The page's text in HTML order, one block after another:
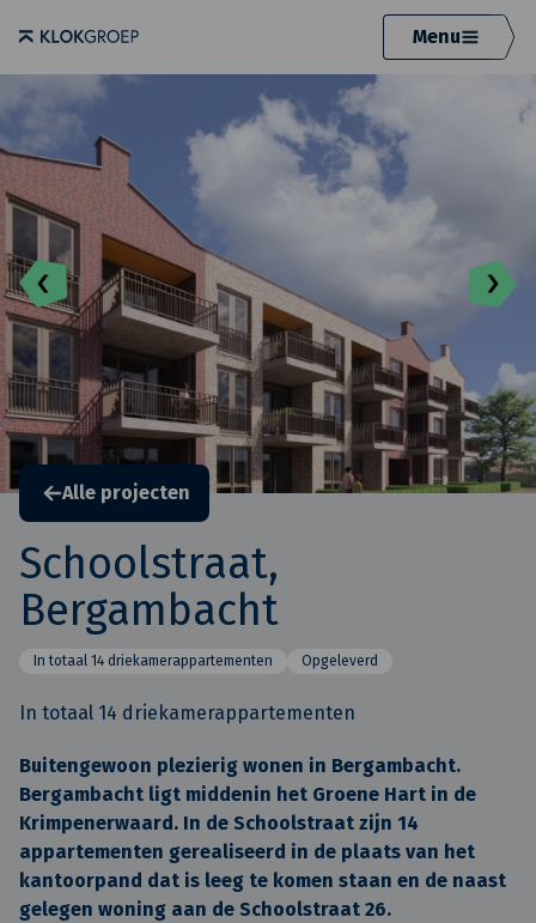
Menu
Alle projecten
Schoolstraat,
Bergambacht
In totaal 14 driekamerappartementen Opgeleverd
In totaal 14 driekamerappartementen
Buitengewoon plezierig wonen in Bergambacht.
Bergambacht ligt middenin het Groene Hart in de
Krimpenerwaard. In de Schoolstraat zijn 14
appartementen gerealiseerd in de plaats van het
kantoorpand dat is leeg te komen staan en de naast
gelegen woning aan de Schoolstraat 26.